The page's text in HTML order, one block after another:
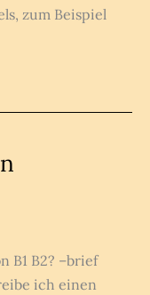
zum Beispiel
B1 B2? –brief
ich einen